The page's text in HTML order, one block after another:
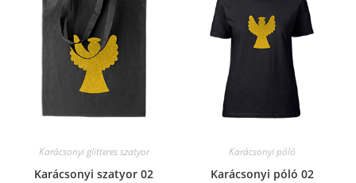
Karácsonyi glitteres szatyor
Karácsonyi szatyor 02
Karácsonyi póló
Karácsonyi póló 02